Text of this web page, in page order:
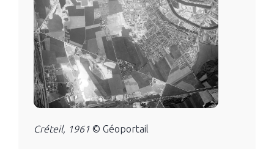
Créteil, 1961 © Géoportail